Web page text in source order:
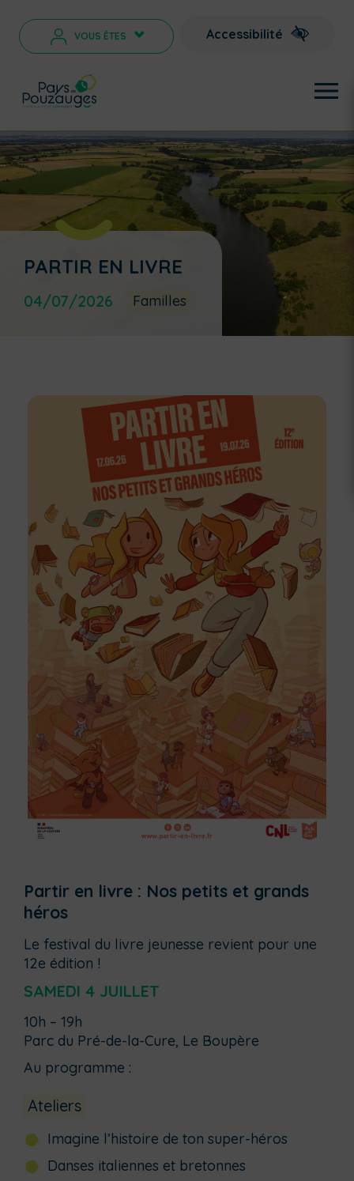
VOUS ÊTES > Accessibilité
PARTIR EN LIVRE
04/07/2026 Familles
Partir en livre : Nos petits et grands
héros
Le festival du livre jeunesse revient pour une
12e édition !
SAMEDI 4 JUILLET
10h – 19h
Parc du Pré-de-la-Cure, Le Boupère
Au programme :
Ateliers
Imagine l’histoire de ton super-héros
Danses italiennes et bretonnes